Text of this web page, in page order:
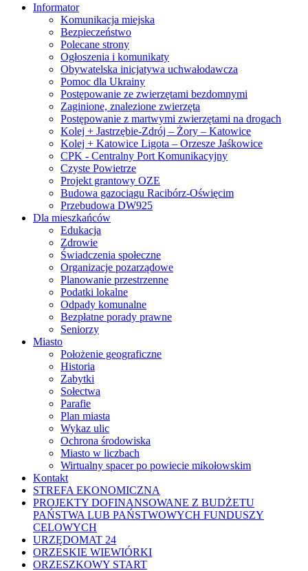
Informator
Komunikacja miejska
Bezpieczeństwo
Polecane strony
Ogłoszenia i komunikaty
Obywatelska inicjatywa uchwałodawcza
Pomoc dla Ukrainy
Postępowanie ze zwierzętami bezdomnymi
Zaginione, znalezione zwierzęta
Postępowanie z martwymi zwierzętami na drogach
Kolej + Jastrzębie-Zdrój – Żory – Katowice
Kolej + Katowice Ligota – Orzesze Jaśkowice
CPK - Centralny Port Komunikacyjny
Czyste Powietrze
Projekt grantowy OZE
Budowa gazociągu Racibórz-Oświęcim
Przebudowa DW925
Dla mieszkańców
Edukacja
Zdrowie
Świadczenia społeczne
Organizacje pozarządowe
Planowanie przestrzenne
Podatki lokalne
Odpady komunalne
Bezpłatne porady prawne
Seniorzy
Miasto
Położenie geograficzne
Historia
Zabytki
Sołectwa
Parafie
Plan miasta
Wykaz ulic
Ochrona środowiska
Miasto w liczbach
Wirtualny spacer po powiecie mikołowskim
Kontakt
STREFA EKONOMICZNA
PROJEKTY DOFINANSOWANE Z BUDŻETU
PAŃSTWA LUB PAŃSTWOWYCH FUNDUSZY
CELOWYCH
URZĘDOMAT 24
ORZESKIE WIEWIÓRKI
ORZESZKOWY START